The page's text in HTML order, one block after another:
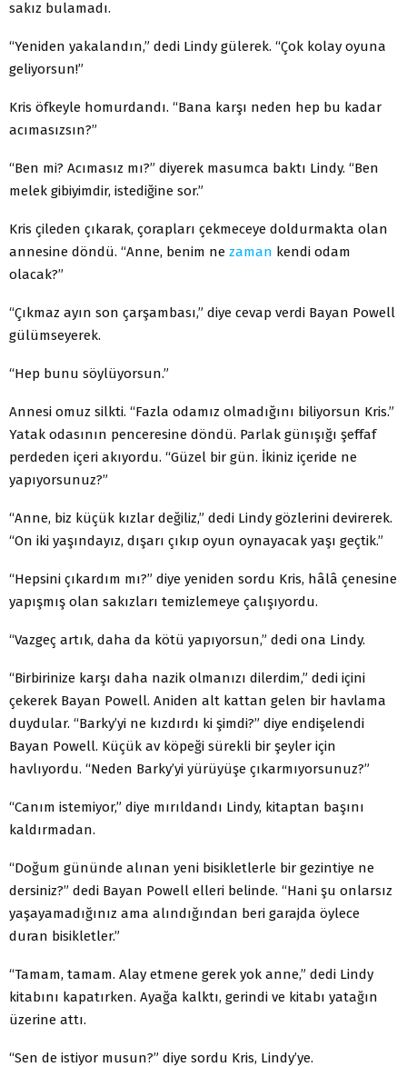
sakız bulamadı.
“Yeniden yakalandın,” dedi Lindy gülerek. “Çok kolay oyuna
geliyorsun!”
Kris öfkeyle homurdandı. “Bana karşı neden hep bu kadar
acımasızsın?”
“Ben mi? Acımasız mı?” diyerek masumca baktı Lindy. “Ben
melek gibiyimdir, istediğine sor.”
Kris çileden çıkarak, çorapları çekmeceye doldurmakta olan
annesine döndü. “Anne, benim ne zaman kendi odam
olacak?”
“Çıkmaz ayın son çarşambası,” diye cevap verdi Bayan Powell
gülümseyerek.
“Hep bunu söylüyorsun.”
Annesi omuz silkti. “Fazla odamız olmadığını biliyorsun Kris.”
Yatak odasının penceresine döndü. Parlak günışığı şeffaf
perdeden içeri akıyordu. “Güzel bir gün. İkiniz içeride ne
yapıyorsunuz?”
“Anne, biz küçük kızlar değiliz,” dedi Lindy gözlerini devirerek.
“On iki yaşındayız, dışarı çıkıp oyun oynayacak yaşı geçtik.”
“Hepsini çıkardım mı?” diye yeniden sordu Kris, hâlâ çenesine
yapışmış olan sakızları temizlemeye çalışıyordu.
“Vazgeç artık, daha da kötü yapıyorsun,” dedi ona Lindy.
“Birbirinize karşı daha nazik olmanızı dilerdim,” dedi içini
çekerek Bayan Powell. Aniden alt kattan gelen bir havlama
duydular. “Barky’yi ne kızdırdı ki şimdi?” diye endişelendi
Bayan Powell. Küçük av köpeği sürekli bir şeyler için
havlıyordu. “Neden Barky’yi yürüyüşe çıkarmıyorsunuz?”
“Canım istemiyor,” diye mırıldandı Lindy, kitaptan başını
kaldırmadan.
“Doğum gününde alınan yeni bisikletlerle bir gezintiye ne
dersiniz?” dedi Bayan Powell elleri belinde. “Hani şu onlarsız
yaşayamadığınız ama alındığından beri garajda öylece
duran bisikletler.”
“Tamam, tamam. Alay etmene gerek yok anne,” dedi Lindy
kitabını kapatırken. Ayağa kalktı, gerindi ve kitabı yatağın
üzerine attı.
“Sen de istiyor musun?” diye sordu Kris, Lindy’ye.